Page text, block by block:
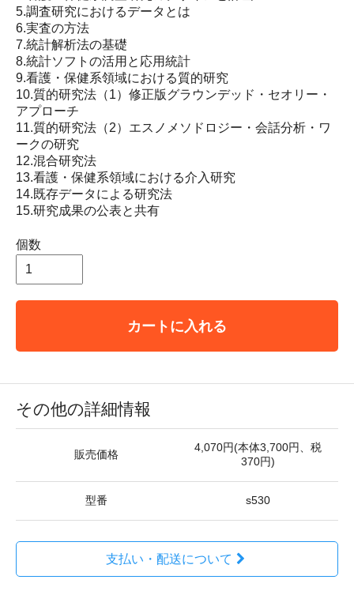
5.調査研究におけるデータとは
6.実査の方法
7.統計解析法の基礎
8.統計ソフトの活用と応用統計
9.看護・保健系領域における質的研究
10.質的研究法（1）修正版グラウンデッド・セオリー・
アプローチ
11.質的研究法（2）エスノメソドロジー・会話分析・ワ
ークの研究
12.混合研究法
13.看護・保健系領域における介入研究
14.既存データによる研究法
15.研究成果の公表と共有
個数
カートに入れる
その他の詳細情報
販売価格
4,070円(本体3,700円、税
370円)
型番 s530
支払い・配送について